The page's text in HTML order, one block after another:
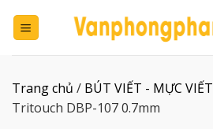
đến
Trang chủ / BÚT VIẾT - MỰC VIẾT
Tritouch DBP-107 0.7mm